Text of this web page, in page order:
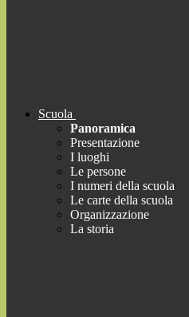
Scuola
Panoramica
Presentazione
I luoghi
Le persone
I numeri della scuola
Le carte della scuola
Organizzazione
La storia